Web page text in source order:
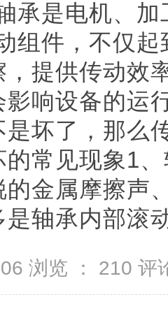
承是电机、
组件，不仅
，提供传动效
影响设备的运
是坏了，那么
常见现象1
金属摩擦声
是轴承内部滚
浏览 ： 210 评